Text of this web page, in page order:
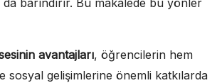
avantajları, öğrencilerin hem
sosyal gelişimlerine önemli katkılarda